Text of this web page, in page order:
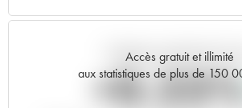
Accès gratuit et illimité
aux statistiques de plus de 150
Tendance actuelle de la